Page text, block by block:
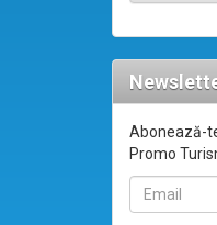
Abonează-
Promo